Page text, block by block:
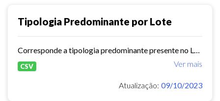
Tipologia Predominante por Lote
Ver mais
CSV
Atualização: 09/10/2023